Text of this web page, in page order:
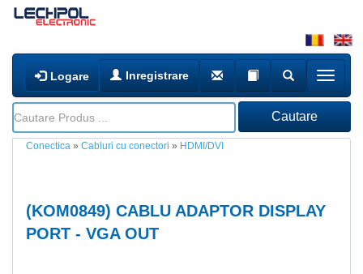
Logare Inregistrare
Conectica » Cabluri cu conectori » HDMI/DVI
(KOM0849) CABLU ADAPTOR DISPLAY
PORT - VGA OUT